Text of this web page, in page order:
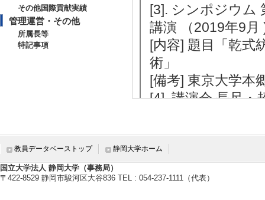
その他国際貢献実績
管理運営・その他
所属長等
特記事項
[3]. シンポジウム
講演 （2019年9月
[内容] 題目「乾式
術」
[備考] 東京大学本
[4]. 講演会 長尺・
[内容] CNT合成技
[備考] 開催場所（
教員データベーストップ 静岡大学ホーム
国立大学法人 静岡大学（事務局）
〒422-8529 静岡市駿河区大谷836 TEL : 054-237-1111（代表）